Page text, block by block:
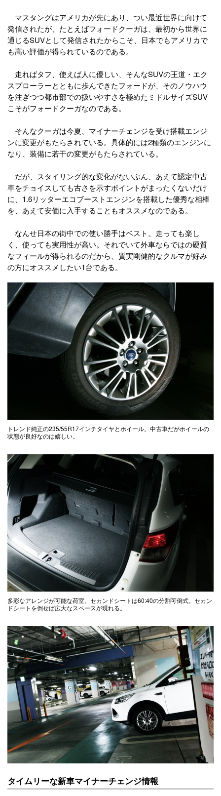
マスタングはアメリカが先にあり、つい最近世界に向けて
発信されたが、たとえばフォードクーガは、最初から世界に
通じるSUVとして発信されたからこそ、日本でもアメリカで
も高い評価が得られているのである。
走ればタフ、使えば人に優しい、そんなSUVの王道・エク
スプローラーとともに歩んできたフォードが、そのノウハウ
を注ぎつつ都市部での扱いやすさを極めたミドルサイズSUV
こそがフォードクーガなのである。
そんなクーガは今夏、マイナーチェンジを受け搭載エンジ
ンに変更がもたらされている。具体的には2種類のエンジンに
なり、装備に若干の変更がもたらされている。
だが、スタイリング的な変化がないぶん、あえて認定中古
車をチョイスしても古さを示すポイントがまったくないだけ
に、1.6リッターエコブーストエンジンを搭載した優秀な相棒
を、あえて安価に入手することもオススメなのである。
なんせ日本の街中での使い勝手はベスト。走っても楽し
く、使っても実用性が高い。それでいて外車ならではの硬質
なフィールが得られるのだから、質実剛健的なクルマが好み
の方にオススメしたい1台である。
トレンド純正の235/55R17インチタイヤとホイール。中古車だがホイールの
状態が良好なのは嬉しい。
多彩なアレンジが可能な荷室。セカンドシートは60:40の分割可倒式。セカン
ドシートを倒せば広大なスペースが現れる。
タイムリーな新車マイナーチェンジ情報